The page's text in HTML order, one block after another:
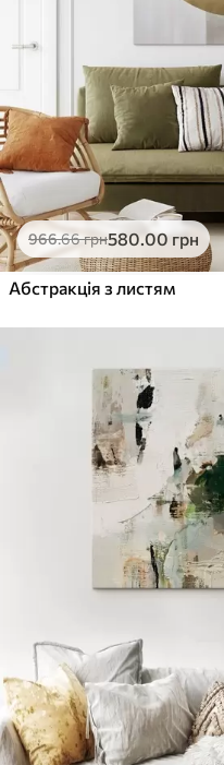
966.66грн580.00 грн
Абстракція з листям